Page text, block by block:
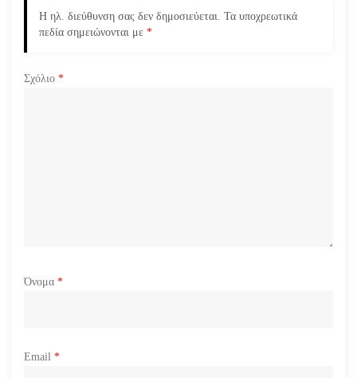
ρ
θ
Η ηλ. διεύθυνση σας δεν δημοσιεύεται. Τα υποχρεωτικά
πεδία σημειώνονται με *
Σχόλιο *
Όνομα *
Email *